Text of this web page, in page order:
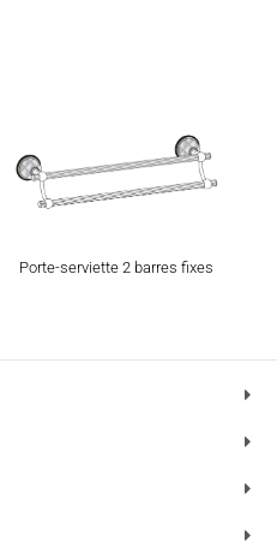
Porte-serviette 2 barres fixes